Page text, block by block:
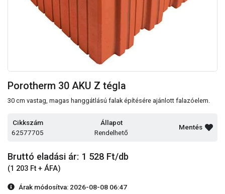
Porotherm 30 AKU Z tégla
30 cm vastag, magas hanggátlású falak építésére ajánlott falazóelem.
Cikkszám
62577705
Állapot
Rendelhető
Mentés
Bruttó eladási ár: 1 528 Ft/db
(1 203 Ft + ÁFA)
Árak módosítva: 2026-08-08 06:47